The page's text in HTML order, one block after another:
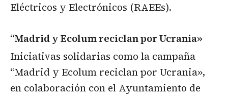
Eléctricos y Electrónicos (RAEEs).
“Madrid y Ecolum reciclan por Ucrania»
Iniciativas solidarias como la campaña
“Madrid y Ecolum reciclan por Ucrania»,
en colaboración con el Ayuntamiento de